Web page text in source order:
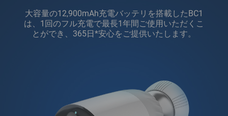
大容量の12,900mAh充電バッテリを搭載したBC1
は、1回のフル充電で最長1年間ご使用いただくこ
とができ、365日*安心をご提供いたします。